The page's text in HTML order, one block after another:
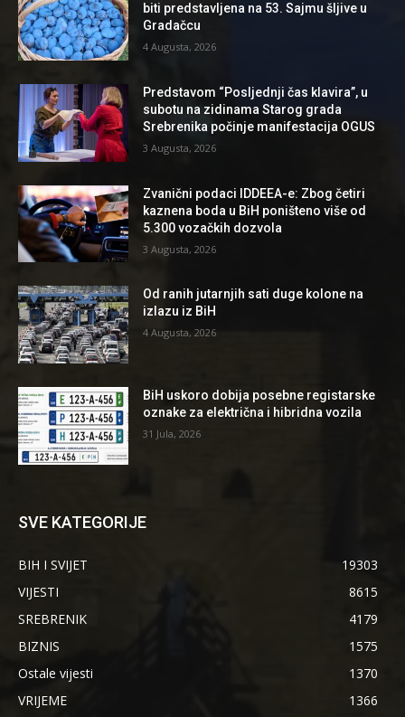
biti predstavljena na 53. Sajmu šljive u
Gradačcu
4 Augusta, 2026
Predstavom “Posljednji čas klavira”, u
subotu na zidinama Starog grada
Srebrenika počinje manifestacija OGUS
3 Augusta, 2026
Zvanični podaci IDDEEA-e: Zbog četiri
kaznena boda u BiH poništeno više od
5.300 vozačkih dozvola
3 Augusta, 2026
Od ranih jutarnjih sati duge kolone na
izlazu iz BiH
4 Augusta, 2026
BiH uskoro dobija posebne registarske
oznake za električna i hibridna vozila
31 Jula, 2026
SVE KATEGORIJE
BIH I SVIJET
19303
VIJESTI
8615
SREBRENIK
4179
BIZNIS
1575
Ostale vijesti
1370
VRIJEME
1366